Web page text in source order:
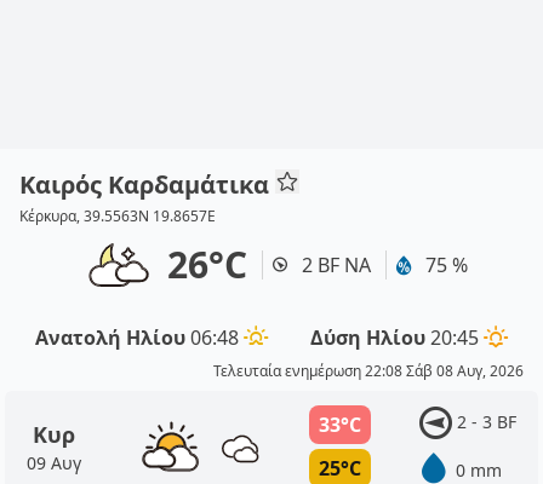
Καιρός Καρδαμάτικα
Κέρκυρα, 39.5563N 19.8657E
26°C 2 BF ΝΑ 75 %
Ανατολή Ηλίου06:48 Δύση Ηλίου20:45
Τελευταία ενημέρωση 22:08 Σάβ 08 Αυγ, 2026
Κυρ
09 Αυγ
33°C
25°C
2 - 3 BF
0 mm